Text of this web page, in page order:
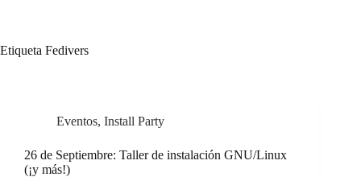
Etiqueta Fedivers
Eventos, Install Party
26 de Septiembre: Taller de instalación GNU/Linux
(¡y más!)